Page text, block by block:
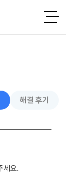
해결 후기
세요.